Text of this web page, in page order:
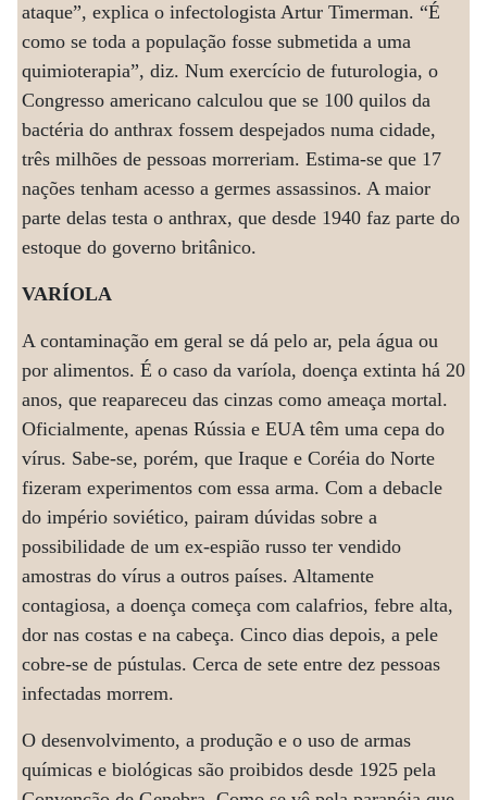
ataque”, explica o infectologista Artur Timerman. “É
como se toda a população fosse submetida a uma
quimioterapia”, diz. Num exercício de futurologia, o
Congresso americano calculou que se 100 quilos da
bactéria do anthrax fossem despejados numa cidade,
três milhões de pessoas morreriam. Estima-se que 17
nações tenham acesso a germes assassinos. A maior
parte delas testa o anthrax, que desde 1940 faz parte do
estoque do governo britânico.
VARÍOLA
A contaminação em geral se dá pelo ar, pela água ou
por alimentos. É o caso da varíola, doença extinta há 20
anos, que reapareceu das cinzas como ameaça mortal.
Oficialmente, apenas Rússia e EUA têm uma cepa do
vírus. Sabe-se, porém, que Iraque e Coréia do Norte
fizeram experimentos com essa arma. Com a debacle
do império soviético, pairam dúvidas sobre a
possibilidade de um ex-espião russo ter vendido
amostras do vírus a outros países. Altamente
contagiosa, a doença começa com calafrios, febre alta,
dor nas costas e na cabeça. Cinco dias depois, a pele
cobre-se de pústulas. Cerca de sete entre dez pessoas
infectadas morrem.
O desenvolvimento, a produção e o uso de armas
químicas e biológicas são proibidos desde 1925 pela